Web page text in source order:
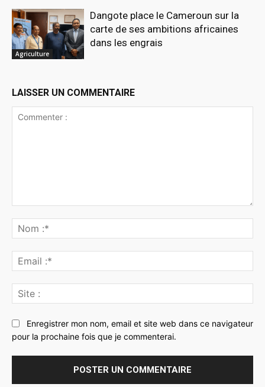
Agriculture
Dangote place le Cameroun sur la
carte de ses ambitions africaines
dans les engrais
LAISSER UN COMMENTAIRE
:*
:*
:
Enregistrer mon nom, email et site web dans ce navigateur
pour la prochaine fois que je commenterai.